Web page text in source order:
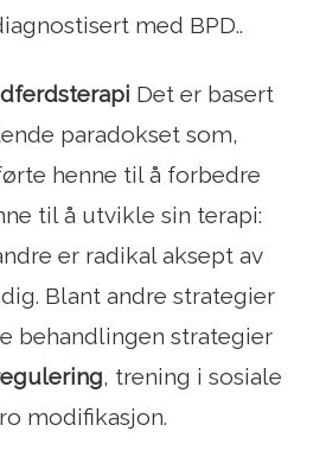
med BPD..
Det er basert
paradokset som,
henne til å forbedre
til å utvikle sin terapi:
er radikal aksept av
Blant andre strategier
behandlingen strategier
, trening i sosiale
modifikasjon.